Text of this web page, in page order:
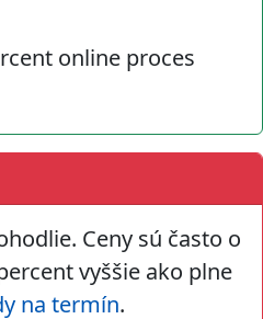
online proces
Ceny sú často o
vyššie ako plne
na termín.